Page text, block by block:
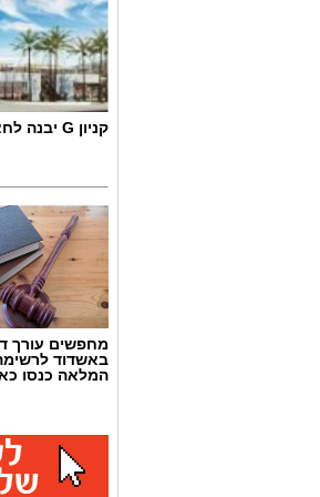
צילום: עיריית
לנהל קמפיין
וחזותה
קניון G יבנה לחצו כאן
מחפשים עורך
באשדוד
המלאה כנסו